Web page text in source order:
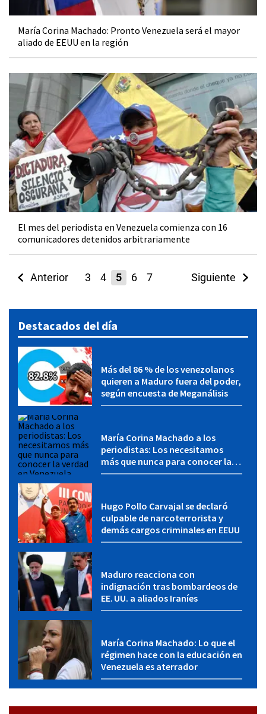
María Corina Machado: Pronto Venezuela será el mayor
aliado de EEUU en la región
El mes del periodista en Venezuela comienza con 16
comunicadores detenidos arbitrariamente
Anterior 3 4 5 6 7 Siguiente
Destacados del día
Más del 86 % de los venezolanos
quieren a Maduro fuera del poder,
según encuesta de Meganálisis
María Corina Machado a los
periodistas: Los necesitamos
más que nunca para conocer la
verdad en Venezuela
Hugo Pollo Carvajal se declaró
culpable de narcoterrorista y
demás cargos criminales en EEUU
Maduro reacciona con
indignación tras bombardeos de
EE. UU. a aliados Iraníes
María Corina Machado: Lo que el
régimen hace con la educación en
Venezuela es aterrador